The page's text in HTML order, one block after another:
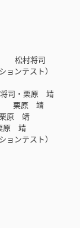
松村将司
ションテスト）
司・栗原 靖
） 栗原 靖
原 靖
原 靖
ションテスト）